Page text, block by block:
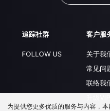
追踪社群
FOLLOW US
客户服
关于我
常见问
联络我
为提供您更多优质的服务与内容，